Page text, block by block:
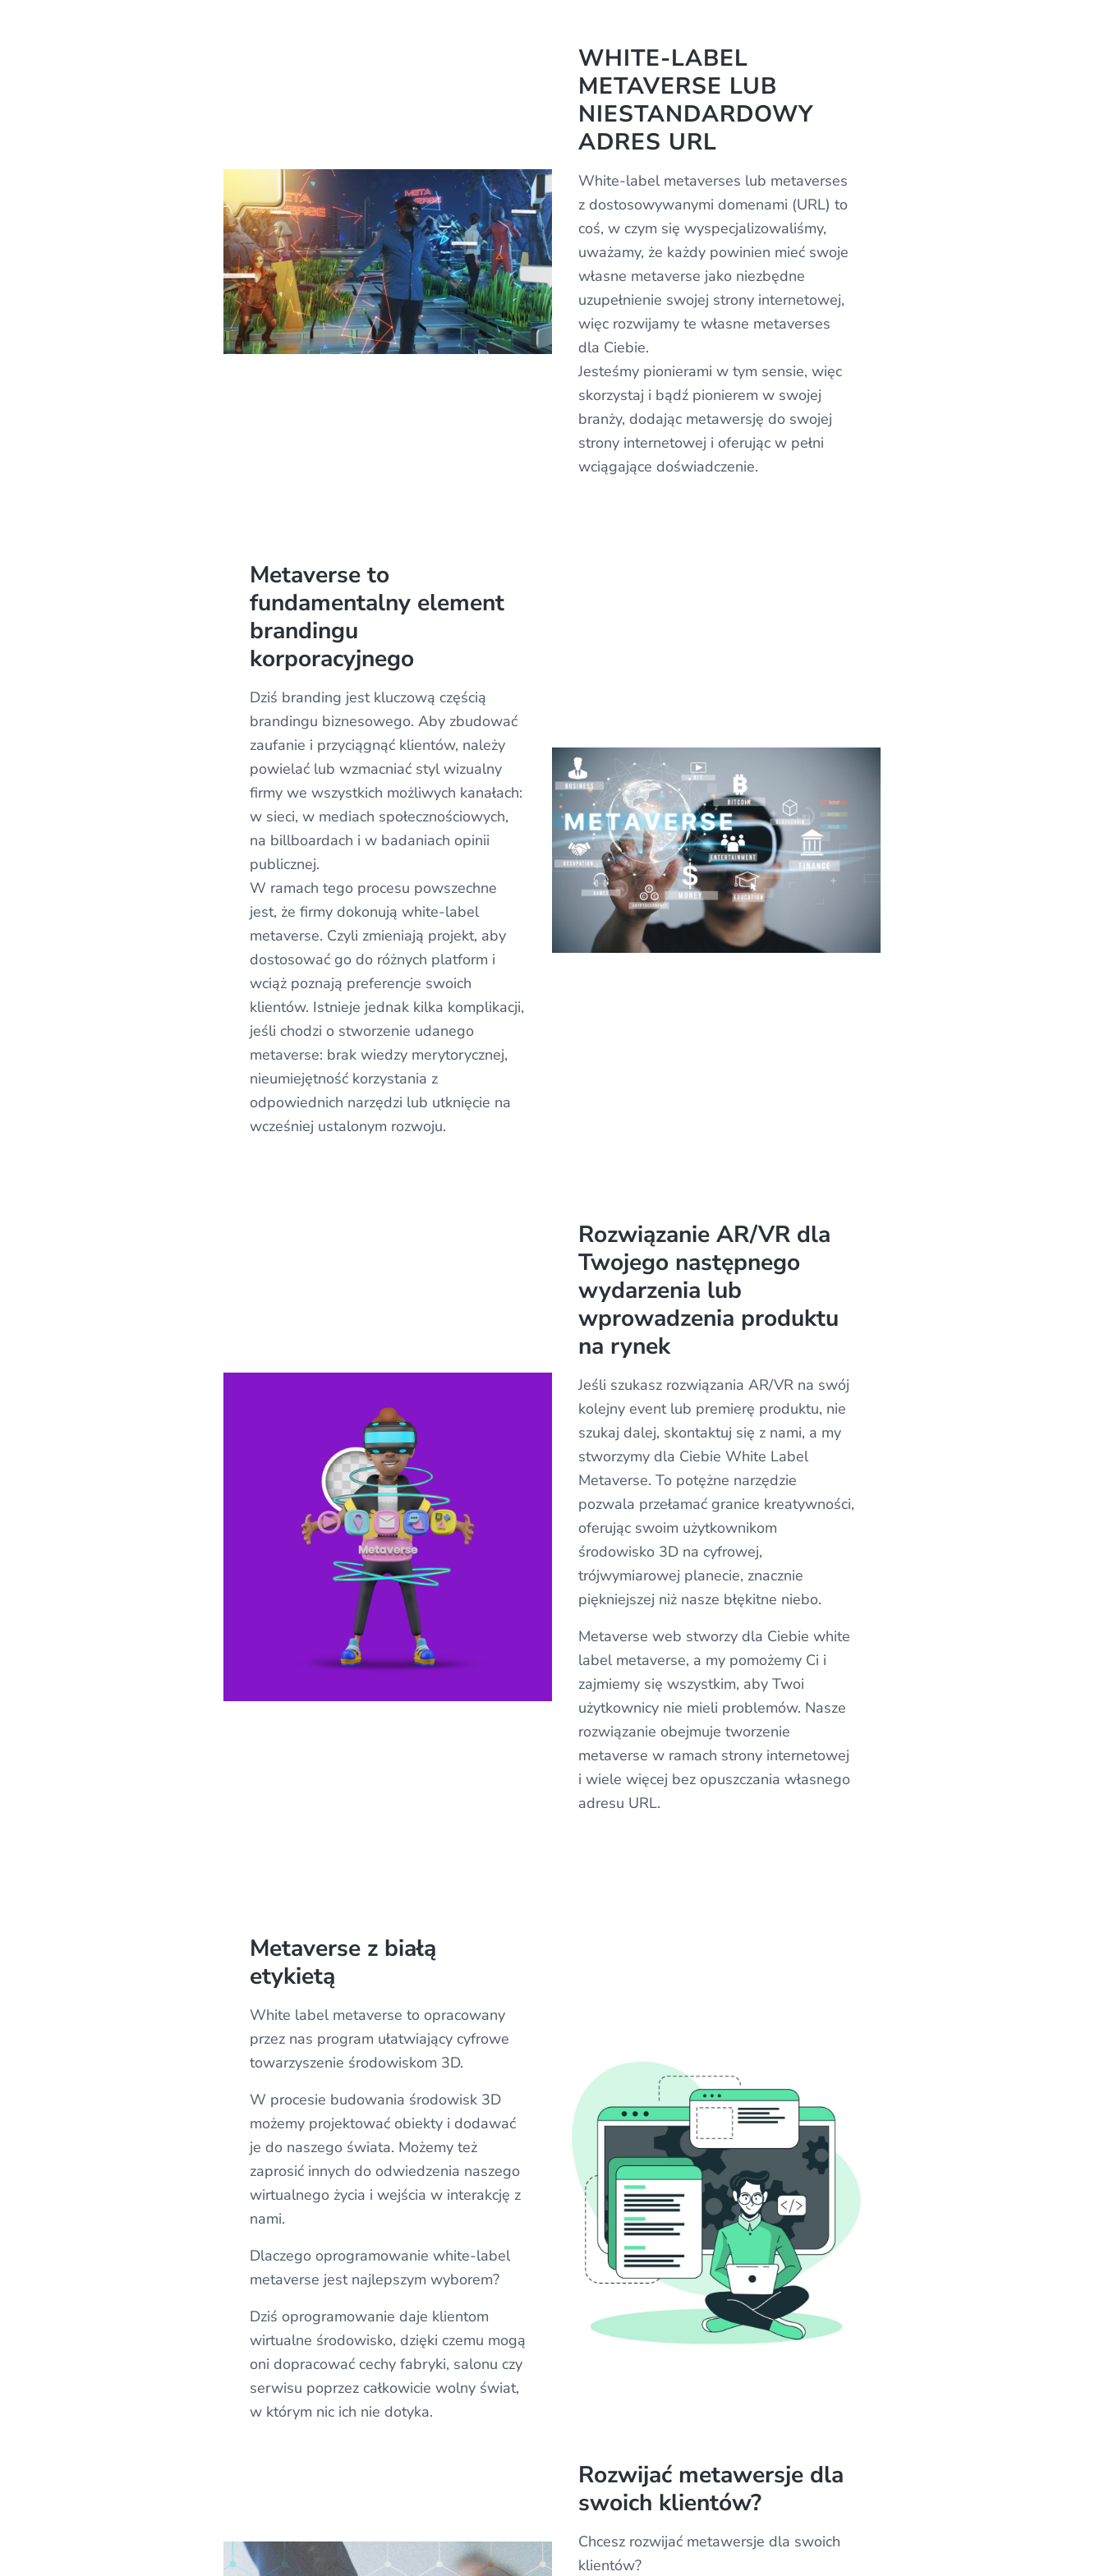
WHITE-LABEL
METAVERSE LUB
NIESTANDARDOWY
ADRES URL
White-label metaverses lub metaverses
z dostosowywanymi domenami (URL) to
coś, w czym się wyspecjalizowaliśmy,
uważamy, że każdy powinien mieć swoje
własne metaverse jako niezbędne
uzupełnienie swojej strony internetowej,
więc rozwijamy te własne metaverses
dla Ciebie.
Jesteśmy pionierami w tym sensie, więc
skorzystaj i bądź pionierem w swojej
branży, dodając metawersję do swojej
strony internetowej i oferując w pełni
wciągające doświadczenie.
Metaverse to
fundamentalny element
brandingu
korporacyjnego
Dziś branding jest kluczową częścią
brandingu biznesowego. Aby zbudować
zaufanie i przyciągnąć klientów, należy
powielać lub wzmacniać styl wizualny
firmy we wszystkich możliwych kanałach:
w sieci, w mediach społecznościowych,
na billboardach i w badaniach opinii
publicznej.
W ramach tego procesu powszechne
jest, że firmy dokonują white-label
metaverse. Czyli zmieniają projekt, aby
dostosować go do różnych platform i
wciąż poznają preferencje swoich
klientów. Istnieje jednak kilka komplikacji,
jeśli chodzi o stworzenie udanego
metaverse: brak wiedzy merytorycznej,
nieumiejętność korzystania z
odpowiednich narzędzi lub utknięcie na
wcześniej ustalonym rozwoju.
Rozwiązanie AR/VR dla
Twojego następnego
wydarzenia lub
wprowadzenia produktu
na rynek
Jeśli szukasz rozwiązania AR/VR na swój
kolejny event lub premierę produktu, nie
szukaj dalej, skontaktuj się z nami, a my
stworzymy dla Ciebie White Label
Metaverse. To potężne narzędzie
pozwala przełamać granice kreatywności,
oferując swoim użytkownikom
środowisko 3D na cyfrowej,
trójwymiarowej planecie, znacznie
piękniejszej niż nasze błękitne niebo.
Metaverse web stworzy dla Ciebie white
label metaverse, a my pomożemy Ci i
zajmiemy się wszystkim, aby Twoi
użytkownicy nie mieli problemów. Nasze
rozwiązanie obejmuje tworzenie
metaverse w ramach strony internetowej
i wiele więcej bez opuszczania własnego
adresu URL.
Metaverse z białą
etykietą
White label metaverse to opracowany
przez nas program ułatwiający cyfrowe
towarzyszenie środowiskom 3D.
W procesie budowania środowisk 3D
możemy projektować obiekty i dodawać
je do naszego świata. Możemy też
zaprosić innych do odwiedzenia naszego
wirtualnego życia i wejścia w interakcję z
nami.
Dlaczego oprogramowanie white-label
metaverse jest najlepszym wyborem?
Dziś oprogramowanie daje klientom
wirtualne środowisko, dzięki czemu mogą
oni dopracować cechy fabryki, salonu czy
serwisu poprzez całkowicie wolny świat,
w którym nic ich nie dotyka.
Rozwijać metawersje dla
swoich klientów?
Chcesz rozwijać metawersje dla swoich
klientów?